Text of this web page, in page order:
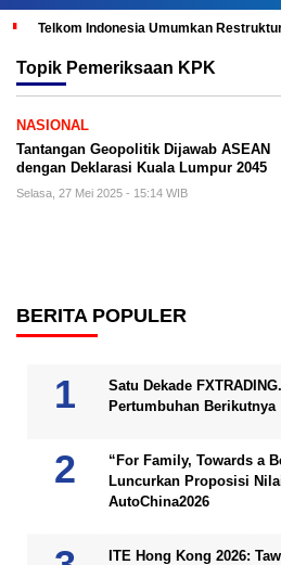
Telkom Indonesia Umumkan
Topik Pemeriksaan KPK
NASIONAL
Tantangan Geopolitik Dijawab ASEAN
dengan Deklarasi Kuala Lumpur 2045
Selasa, 27 Mei 2025 - 15:14 WIB
BERITA POPULER
Satu Dekade
Pertumbuhan Berikutnya
“For Family, Towards a
Luncurkan Proposisi
AutoChina2026
ITE Hong Kong 2026: